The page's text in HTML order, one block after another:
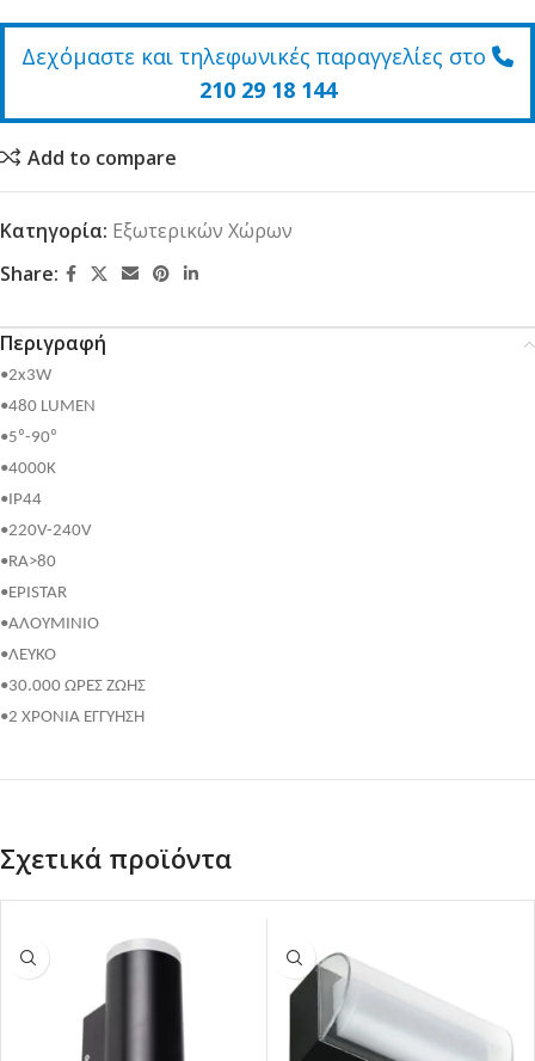
Δεχόμαστε και τηλεφωνικές παραγγελίες στο
210 29 18 144
Add to compare
Κατηγορία: Εξωτερικών Χώρων
Share:
Περιγραφή
•2x3W
•480 LUMEN
•5⁰-90⁰
•4000K
•IP44
•220V-240V
•RA>80
•EPISTAR
•ΑΛΟΥΜΙΝΙΟ
•ΛΕΥΚΟ
•30.000 ΩΡΕΣ ΖΩΗΣ
•2 ΧΡΟΝΙΑ ΕΓΓΥΗΣΗ
Σχετικά προϊόντα